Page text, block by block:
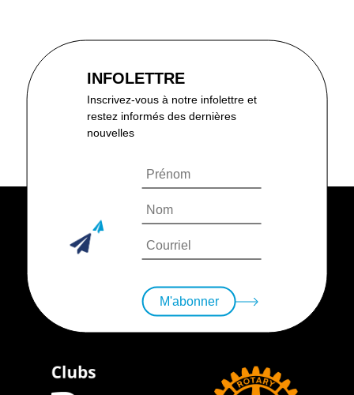
INFOLETTRE
Inscrivez-vous à notre infolettre et
restez informés des dernières
nouvelles
M'abonner